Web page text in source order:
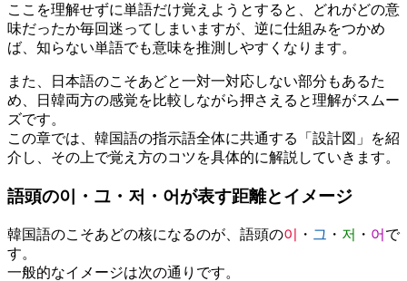
ここを理解せずに単語だけ覚えようとすると、どれがどの意
味だったか毎回迷ってしまいますが、逆に仕組みをつかめ
ば、知らない単語でも意味を推測しやすくなります。
また、日本語のこそあどと一対一対応しない部分もあるた
め、日韓両方の感覚を比較しながら押さえると理解がスムー
ズです。
この章では、韓国語の指示語全体に共通する「設計図」を紹
介し、その上で覚え方のコツを具体的に解説していきます。
語頭の이・그・저・어が表す距離とイメージ
韓国語のこそあどの核になるのが、語頭の이 ・ 그 ・ 저 ・ 어 で
す。
一般的なイメージは次の通りです。